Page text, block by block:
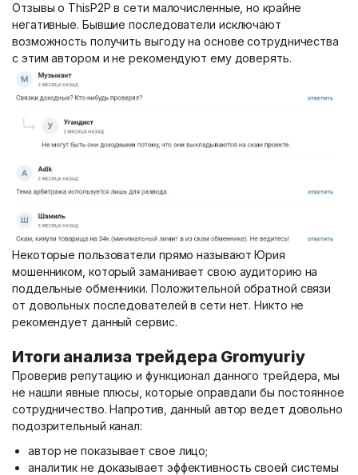
Отзывы о ThisP2P в сети малочисленные, но крайне
негативные. Бывшие последователи исключают
возможность получить выгоду на основе сотрудничества
с этим автором и не рекомендуют ему доверять.
Некоторые пользователи прямо называют Юрия
мошенником, который заманивает свою аудиторию на
поддельные обменники. Положительной обратной связи
от довольных последователей в сети нет. Никто не
рекомендует данный сервис.
Итоги анализа трейдера Gromyuriy
Проверив репутацию и функционал данного трейдера, мы
не нашли явные плюсы, которые оправдали бы постоянное
сотрудничество. Напротив, данный автор ведет довольно
подозрительный канал:
автор не показывает свое лицо;
аналитик не доказывает эффективность своей системы